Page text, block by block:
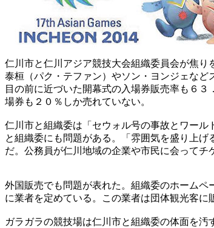
仁川市と仁川アジア競技大会組織委員会が焦
泰桓（パク・テファン）やソン・ヨンジェなど
目の前に近づいた開幕式の入場券販売率も６
場券も２０％しか売れていない。
仁川市と組織委は「セウォル号の事故とワー
と組織委にも問題がある。「雰囲気を盛り上
だ。公務員が仁川地域の企業や市民に会って
外国販売でも問題が表れた。組織委のホーム
に業者を定めている。この業者は団体観光客に
ガラガラの競技場は仁川市と組織委の体面を